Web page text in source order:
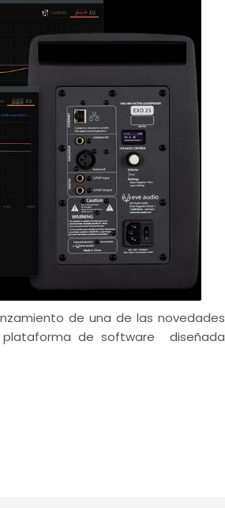
de una de las novedades
de software diseñada